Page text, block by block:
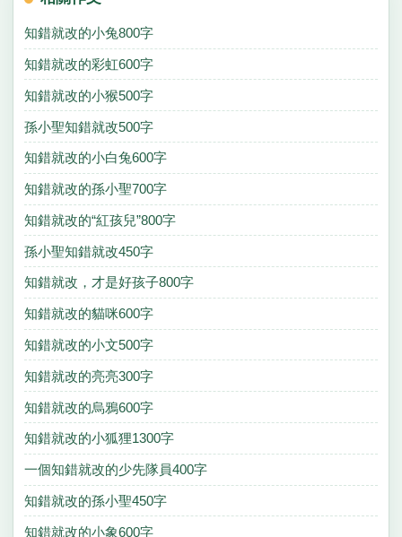
知錯就改的小兔800字
知錯就改的彩虹600字
知錯就改的小猴500字
孫小聖知錯就改500字
知錯就改的小白兔600字
知錯就改的孫小聖700字
知錯就改的“紅孩兒”800字
孫小聖知錯就改450字
知錯就改，才是好孩子800字
知錯就改的貓咪600字
知錯就改的小文500字
知錯就改的亮亮300字
知錯就改的烏鴉600字
知錯就改的小狐狸1300字
一個知錯就改的少先隊員400字
知錯就改的孫小聖450字
知錯就改的小象600字